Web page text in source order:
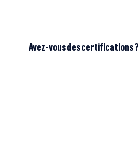
Avez-vous des certifications ?